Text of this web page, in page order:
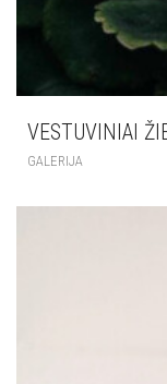
VESTUVINIAI
GALERIJA